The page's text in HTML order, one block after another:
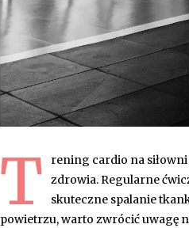
T
rening cardio na
zdrowia. Regularne
skuteczne spalanie
powietrzu, warto zwrócić uwagę